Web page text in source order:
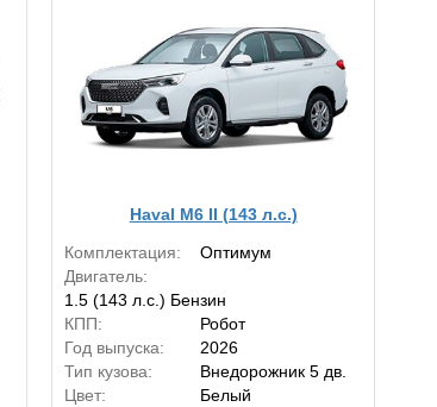
Haval M6 II (143 л.с.)
Комплектация:
Оптимум
Двигатель:
1.5 (143 л.с.) Бензин
КПП:
Робот
Год выпуска:
2026
Тип кузова:
Внедорожник 5 дв.
Цвет:
Белый